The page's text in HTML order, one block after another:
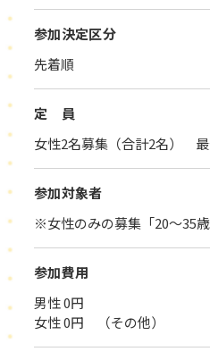
参加決定区分
先着順
定 員
女性2名募集（合計2名）
参加対象者
※女性のみの募集「20～35歳
参加費用
男性 0円
女性 0円 （その他）